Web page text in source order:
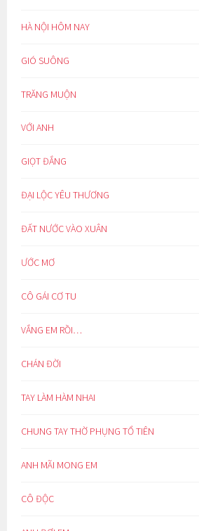
HÀ NỘI HÔM NAY
GIÓ SUÔNG
TRĂNG MUỘN
VỚI ANH
GIỌT ĐẮNG
ĐẠI LỘC YÊU THƯƠNG
ĐẤT NƯỚC VÀO XUÂN
ƯỚC MƠ
CÔ GÁI CƠ TU
VẮNG EM RỒI…
CHÁN ĐỜI
TAY LÀM HÀM NHAI
CHUNG TAY THỜ PHỤNG TỔ TIÊN
ANH MÃI MONG EM
CÔ ĐỘC